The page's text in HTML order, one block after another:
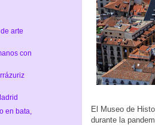
El Museo de
durante la
arte
con
en bata,